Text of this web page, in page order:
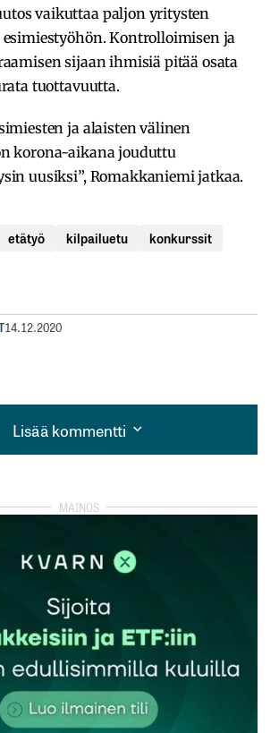
vaikuttaa paljon yritysten
Kontrolloimisen ja
sijaan ihmisiä pitää osata
tuottavuutta.
ja alaisten välinen
korona-aikana jouduttu
uusiksi”, Romakkaniemi jatkaa.
etätyö kilpailuetu
konkurssit
14.12.2020
Lisää kommentti
Lisää kommentti
kirjautua
ei julkaista.Pakolliset
*